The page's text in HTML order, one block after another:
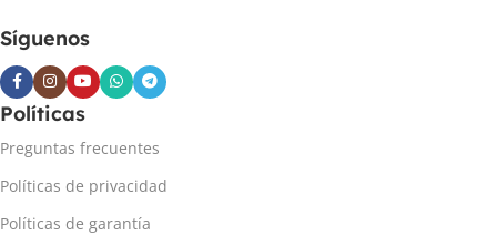
Síguenos
Políticas
Preguntas frecuentes
Políticas de privacidad
Políticas de garantía